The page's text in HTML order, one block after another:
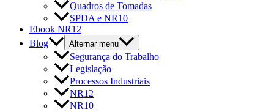
Quadros de Tomadas
SPDA e NR10
Ebook NR12
Blog
Alternar menu
Segurança do Trabalho
Legislação
Processos Industriais
NR12
NR10